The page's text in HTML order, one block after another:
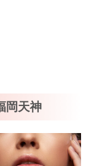
岡天神